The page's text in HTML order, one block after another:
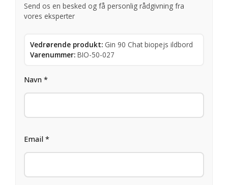
Send os en besked og få personlig rådgivning fra
vores eksperter
Vedrørende produkt: Gin 90 Chat biopejs ildbord
Varenummer: BIO-50-027
Navn *
Email *